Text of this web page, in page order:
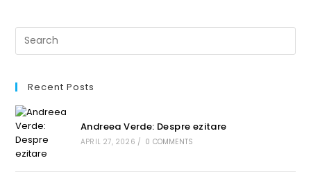
Recent Posts
Andreea Verde: Despre ezitare
APRIL 27, 2026 / 0 COMMENTS